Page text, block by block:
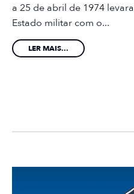
a 25 de abril de 1974
Estado militar com o...
LER MAIS...